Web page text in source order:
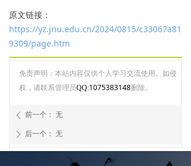
原文链接：
https://yz.jnu.edu.cn/2024/0815/c33067a81
9309/page.htm
免责声明：本站内容仅供个人学习交流使用。如侵
权，请联系管理员QQ:1075383148删除。
ꄴ 前一个： 无
ꄲ 后一个： 无